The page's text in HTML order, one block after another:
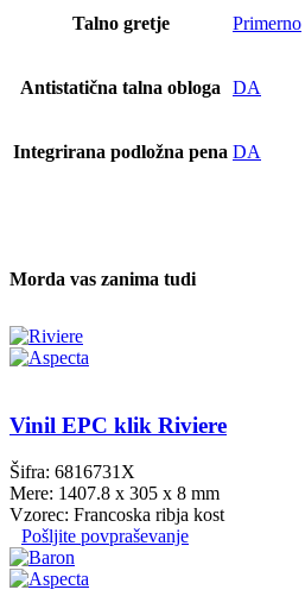
Talno gretje Primerno
Antistatična talna obloga DA
Integrirana podložna pena DA
Morda vas zanima tudi
Vinil EPC klik Riviere
Šifra: 6816731X
Mere: 1407.8 x 305 x 8 mm
Vzorec: Francoska ribja kost
Pošljite povpraševanje